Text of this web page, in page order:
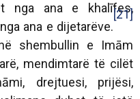
nga ana e khalīfes,
ana e dijetarëve.
[21]
shembullin e Imām
mendimtarë të cilët
drejtuesi, prijësi,